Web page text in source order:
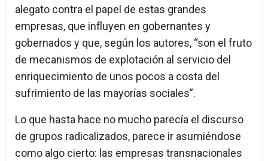
alegato contra el papel de estas grandes
empresas, que influyen en gobernantes y
gobernados y que, según los autores, “son el fruto
de mecanismos de explotación al servicio del
enriquecimiento de unos pocos a costa del
sufrimiento de las mayorías sociales”.
Lo que hasta hace no mucho parecía el discurso
de grupos radicalizados, parece ir asumiéndose
como algo cierto: las empresas transnacionales